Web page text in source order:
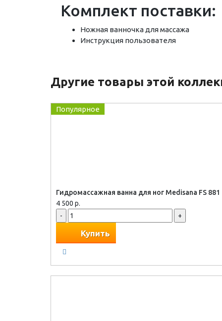
Комплект поставки:
Ножная ванночка для массажа
Инструкция пользователя
Другие товары этой
Популярное
Гидромассажная ванна для ног Medisana FS 881
4 500 р.
-
+
Купить